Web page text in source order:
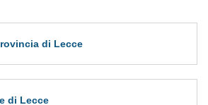
di Lecce
di Lecce